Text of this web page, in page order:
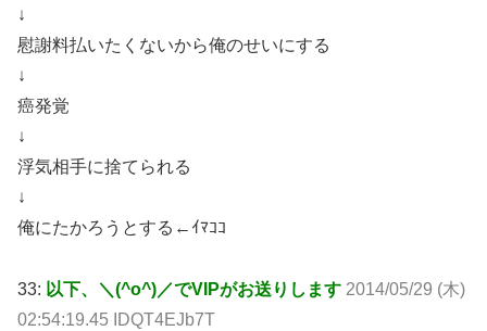
↓
慰謝料払いたくないから俺のせいにする
↓
癌発覚
↓
浮気相手に捨てられる
↓
俺にたかろうとする←ｲﾏｺｺ
33: 以下、＼(^o^)／でVIPがお送りします 2014/05/29 (木)
02:54:19.45 IDQT4EJb7T